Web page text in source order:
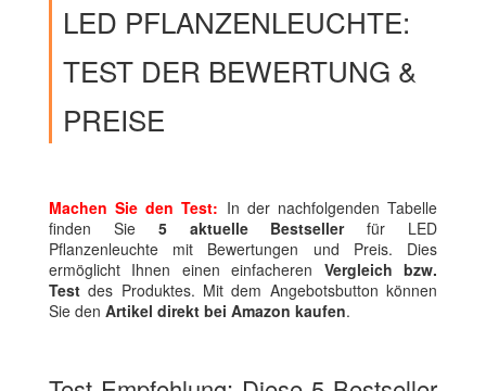
LED PFLANZENLEUCHTE:
TEST DER BEWERTUNG &
PREISE
Machen Sie den Test: In der nachfolgenden Tabelle
finden Sie5 aktuelle Bestsellerfür LED
Pflanzenleuchte mit Bewertungen und Preis. Dies
ermöglicht Ihnen einen einfacheren Vergleich bzw.
Test des Produktes. Mit dem Angebotsbutton können
Sie den Artikel direkt bei Amazon kaufen.